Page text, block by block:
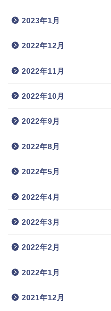
2023年1月
2022年12月
2022年11月
2022年10月
2022年9月
2022年8月
2022年5月
2022年4月
2022年3月
2022年2月
2022年1月
2021年12月